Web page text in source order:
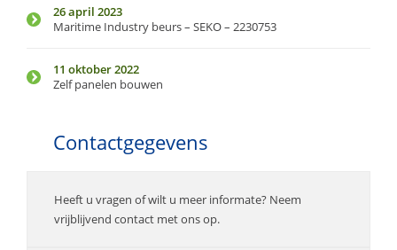
26 april 2023
Maritime Industry beurs – SEKO – 2230753
11 oktober 2022
Zelf panelen bouwen
Contactgegevens
Heeft u vragen of wilt u meer informate? Neem
vrijblijvend contact met ons op.